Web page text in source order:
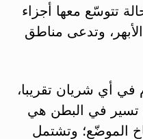
تتوسّع معها أجزاء
وتدعى مناطق
أي شريان تقريبا،
تسير في البطن هي
الموضّع؛ وتشتمل